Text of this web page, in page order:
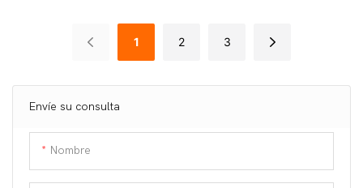
Envíe su consulta
Nombre
1
2 3